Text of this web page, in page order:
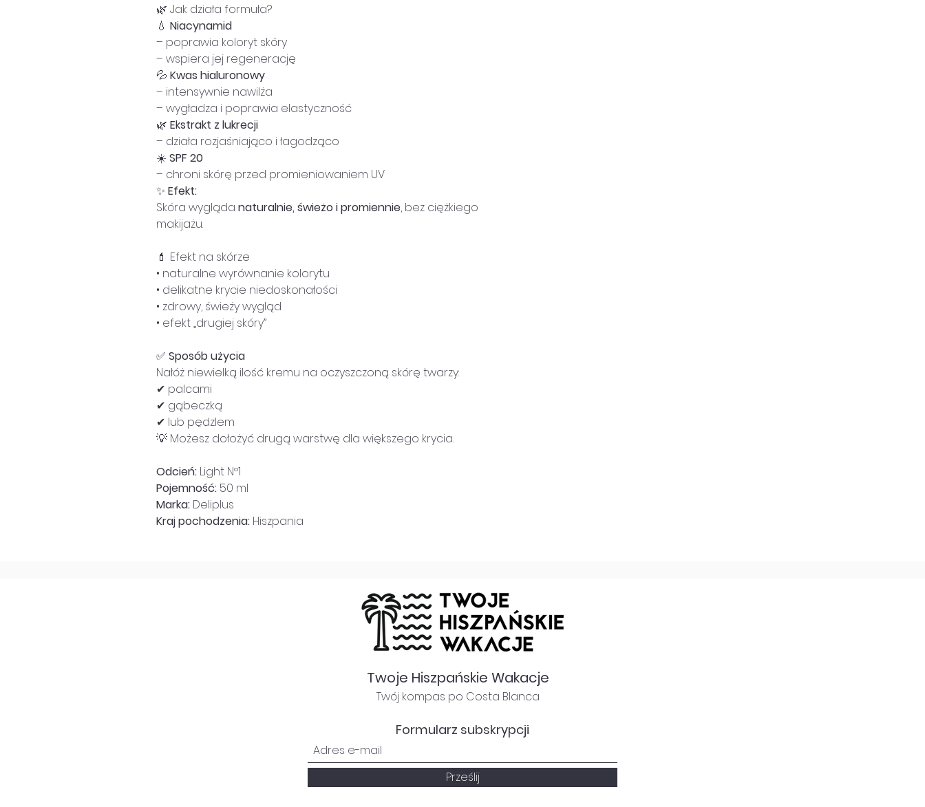
🌿 Jak działa formuła?
💧 Niacynamid
– poprawia koloryt skóry
– wspiera jej regenerację
💦 Kwas hialuronowy
– intensywnie nawilża
– wygładza i poprawia elastyczność
🌿 Ekstrakt z lukrecji
– działa rozjaśniająco i łagodząco
☀️ SPF 20
– chroni skórę przed promieniowaniem UV
✨ Efekt:
Skóra wygląda naturalnie, świeżo i promiennie, bez ciężkiego
makijażu.
💄 Efekt na skórze
• naturalne wyrównanie kolorytu
• delikatne krycie niedoskonałości
• zdrowy, świeży wygląd
• efekt „drugiej skóry”
✅ Sposób użycia
Nałóż niewielką ilość kremu na oczyszczoną skórę twarzy:
✔ palcami
✔ gąbeczką
✔ lub pędzlem
💡 Możesz dołożyć drugą warstwę dla większego krycia.
Odcień: Light Nº1
Pojemność: 50 ml
Marka: Deliplus
Kraj pochodzenia: Hiszpania
Twoje Hiszpańskie Wakacje
Twój kompas po Costa Blanca
Formularz subskrypcji
Prześlij